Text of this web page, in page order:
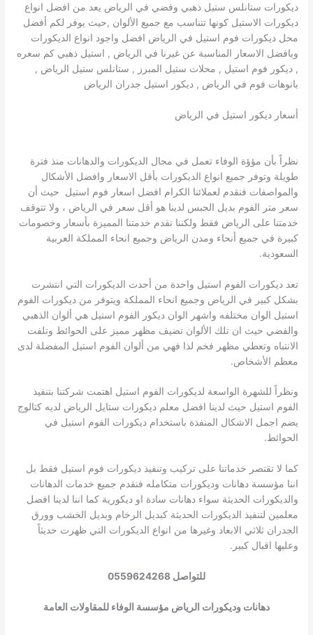
ديكورات ستانلس ستيل ذهبي وفضي في الرياض يعد من افضل انواع
ديكورات الاستيل كونها تتناسب مع جميع الألوان ,حيث يوفر لكم أفضل
محل ديكورات فوم استيل في الرياض افضل واجود انواع الديكورات
وبافضل الاسعار المناسبة عن غيرنا في الرياض , استيل ذهبي كم سعره
, ديكور فوم استيل , محلات ستيل المبرز , ستانلس ستيل الرياض ,
بانوهات فوم في الرياض , ديكور استيل جدران الرياض
أسعار ديكور استيل في الرياض
نظراً بأن مؤؤة الوفاء تعمل في مجال الديكورات والدهانات منذ فترة
طويلة وتوفر جميع انواع الديكورات بأقل الاسعار وافضل الأشكال
والمواصفات فنقدم لعملائنا الكرام افضل اسعار فوم استيل حيث أن
سعر متر الفوم بديل الجبس لدينا هو أقل سعر في الرياض ، ولا تتوقف
خدمتنا على الرياض فقط ولكننا نقدم خدمتنا المميزة بأسعار وخصومات
كبيرة في جميع أنحاء ومدن الرياض وجميع انحاء المملكة العربية
السعودية.
تعد ديكورات الفوم استيل واحدة من أحدث الديكورات التي انتشرت
بشكل كبير في الرياض وجميع انحاء المملكة ويتوفر من ديكورات الفوم
استيل الوان مختلفه واشهر الوان ديكور الفوم استيل هي ألوان الذهبي
والفضي حيث ان تلك الألوان تضيف مظهر مميز على الحوائط وتلفت
الانتباه وتعطي مظهر فخم لذا فهي من ألوان الفوم استيل المفضلة لدى
معظم الأشخاص.
ونظراً للشهرة الواسعة لديكورات الفوم استيل اهتمت شركتنا بتنفيذ
الفوم استيل حيث لدينا افضل معلم ديكورات ستايل الرياض لديه كتالوج
يضم اجمل الاشكال المنفذة باستخدام ديكورات الفوم استيل في
الحوائط.
كما لا تقتصر خدماتنا على تركيب وتنفيذ ديكورات فوم استيل فقط بل
اننا مؤسسة دهانات وديكورات متكامله فنقدم جميع خدمات الدهانات
والديكورات الحديثة سواء دهانات سادة او ديكورية كما اننا لدينا افضل
معلمين لتنفيذ الديكورات الحديثة كبديل الرخام وبديل الخشب وورق
الجدران ثلاثي الابعاد وغيرها من انواع الديكورات التي ظهرت حديثاً
وعليها اقبال كبير.
للتواصل 0559624268
دهانات وديكورات الرياض مؤسسة الوفاء للمقاولات العامة